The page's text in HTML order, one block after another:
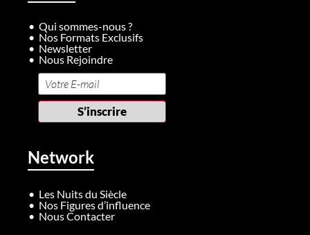
Qui sommes-nous ?
Nos Formats Exclusifs
Newsletter
Nous Rejoindre
Network
Les Nuits du Siècle
Nos Figures d’influence
Nous Contacter